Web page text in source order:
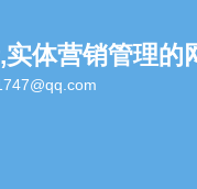
体营销管理的